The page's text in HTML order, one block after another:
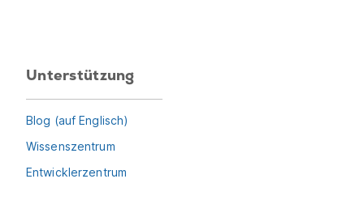
Unterstützung
Blog (auf Englisch)
Wissenszentrum
Entwicklerzentrum